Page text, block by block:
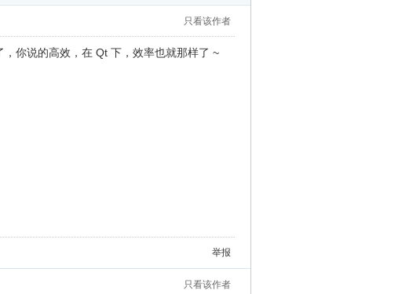
只看该作者
你说的高效，在 Qt 下，效率也就那样了 ~
举报
只看该作者